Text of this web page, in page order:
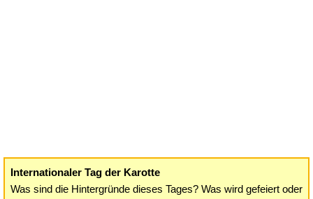
Internationaler Tag der Karotte
Was sind die Hintergründe dieses Tages? Was wird gefeiert oder